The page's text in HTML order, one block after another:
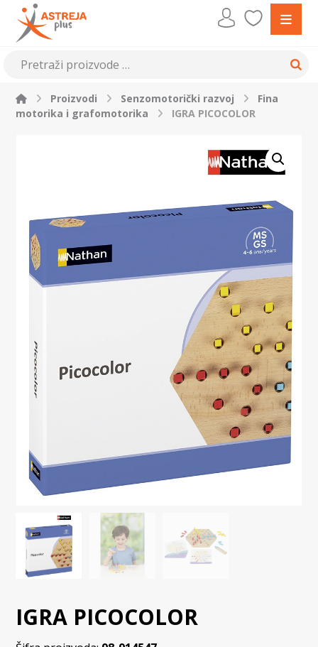
Proizvodi Senzomotorički razvoj
Fina
motorika i grafomotorika
IGRA PICOCOLOR
IGRA PICOCOLOR